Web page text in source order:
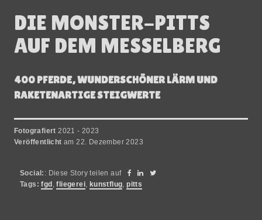
DIE MONSTER-PITTS
AUF DEM MESSELBERG
400 PFERDE, WUNDERSCHÖNER LÄRM UND
RAKETENARTIGE STEIGWERTE
Fotografiert 2021 - 2023
Veröffentlicht am 22. Dezember 2023
Social: : Diese Story teilen auf
Tags: fgd ,fliegerei, kunstflug,pitts